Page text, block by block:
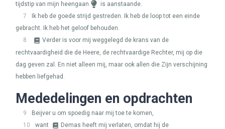
tijdstip van mijn heengaan
is aanstaande.
7
Ik heb de goede strijd gestreden. Ik heb de loop tot een einde
gebracht. Ik heb het geloof behouden.
8
Verder is voor mij weggelegd de krans van de
rechtvaardigheid die de Heere, de rechtvaardige Rechter, mij op die
dag geven zal. En niet alleen mij, maar ook allen die Zijn verschijning
hebben liefgehad.
Mededelingen en opdrachten
9
Beijver u om spoedig naar mij toe te komen,
10
want
Demas heeft mij verlaten, omdat hij de